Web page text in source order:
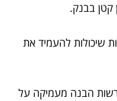
קטן בבנק.
שיכולות להעמיד את
הבנה מעמיקה על